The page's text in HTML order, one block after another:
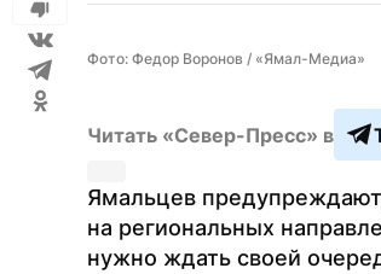
Фото: Федор Воронов / «Ямал-Медиа»
Читать «Север-Пресс» в
Ямальцев
на региональных
нужно ждать своей